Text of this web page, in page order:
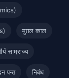
मुग़ल काल
साम्राज्य
पन्त निबंध